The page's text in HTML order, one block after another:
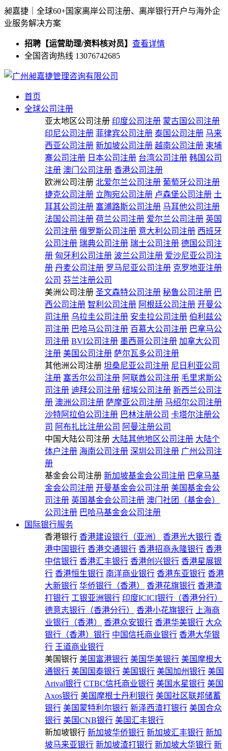
昶嘉捷｜全球60+国家离岸公司注册、离岸银行开户与海外企
业服务解决方案
招聘【运营助理/资料核对员】 查看详情
全国咨询热线 13076742685
首页
全球公司注册
亚太地区公司注册 印度公司注册 蒙古国公司注册
印尼公司注册 菲律宾公司注册 泰国公司注册 马来
西亚公司注册 新加坡公司注册 越南公司注册 柬埔
寨公司注册 日本公司注册 台湾公司注册 韩国公司
注册 澳门公司注册 香港公司注册
欧洲公司注册 北爱尔兰公司注册 葡萄牙公司注册
捷克公司注册 立陶宛公司注册 卢森堡公司注册 土
耳其公司注册 塞浦路斯公司注册 马耳他公司注册
法国公司注册 荷兰公司注册 爱尔兰公司注册 英国
公司注册 俄罗斯公司注册 意大利公司注册 西班牙
公司注册 瑞典公司注册 瑞士公司注册 德国公司注
册 匈牙利公司注册 波兰公司注册 爱沙尼亚公司注
册 丹麦公司注册 罗马尼亚公司注册 克罗地亚注册
公司 芬兰注册公司
美洲公司注册 圣文森特公司注册 秘鲁公司注册 巴
西公司注册 智利公司注册 阿根廷公司注册 开曼公
司注册 乌拉圭公司注册 安圭拉公司注册 伯利兹公
司注册 巴哈马公司注册 百慕大公司注册 巴拿马公
司注册 BVI公司注册 墨西哥公司注册 加拿大公司
注册 美国公司注册 萨尔瓦多公司注册
其他洲公司注册 坦桑尼亚公司注册 尼日利亚公司
注册 塞舌尔公司注册 阿联酋公司注册 毛里求斯公
司注册 迪拜公司注册 纽埃公司注册 新西兰公司注
册 澳洲公司注册 萨摩亚公司注册 马绍尔公司注册
沙特阿拉伯公司注册 巴林注册公司 卡塔尔注册公
司 阿布扎比注册公司 阿曼注册公司
中国大陆公司注册 大陆其他地区公司注册 大陆个
体户注册 海南公司注册 深圳公司注册 广州公司注
册
基金会公司注册 新加坡基金会公司注册 巴拿马基
金会公司注册 开曼基金会公司注册 美国基金会公
司注册 英国基金会公司注册 澳门社团（基金会）
公司注册 巴哈马基金会公司注册
国际银行服务
香港银行 香港建设银行（亚洲） 香港光大银行 香
港中国银行 香港交通银行 香港招商永隆银行 香港
中信银行 香港汇丰银行 香港创兴银行 香港星展银
行 香港恒生银行 南洋商业银行 香港东亚银行 香港
大新银行 华侨银行（香港） 香港花旗银行 香港渣
打银行 工银亚洲银行 印度ICICI银行（香港分行）
德意志银行（香港分行）
香港小花旗银行
上海商
业银行（香港）
香港众安银行 香港华美银行 大众
银行（香港）银行 中国信托商业银行 香港大华银
行 王道商业银行
美国银行 美国富港银行 美国华美银行 美国摩根大
通银行 美国国泰银行 美国银行 美国加州银行 美国
Arival银行 CTBC信托商业银行 美国水星银行 美国
Axos银行 美国摩根士丹利银行 美国社区联邦储蓄
银行 美国蒙特利尔银行 新泽西渣打银行 美国合众
银行 美国CNB银行 美国汇丰银行
新加坡银行 新加坡华侨银行 新加坡汇丰银行 新加
坡马来亚银行 新加坡渣打银行 新加坡大华银行 新